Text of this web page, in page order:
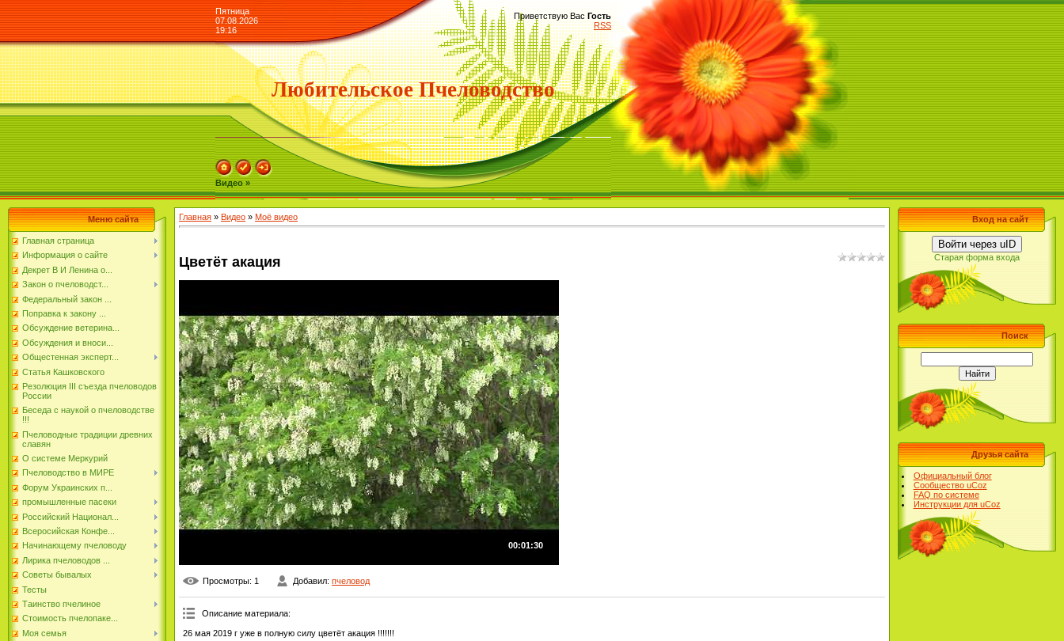
Пятница
07.08.2026
19:16
Приветствую Вас Гость
RSS
Любительское Пчеловодство
Видео »
Меню сайта
Главная страница
Информация о сайте
Декрет В И Ленина о...
Закон о пчеловодст...
Федеральный закон ...
Поправка к закону ...
Обсуждение ветерина...
Обсуждения и вноси...
Общестенная эксперт...
Статья Кашковского
Резолюция III съезда пчеловодов
России
Беседа с наукой о пчеловодстве
!!!
Пчеловодные традиции древних
славян
О системе Меркурий
Пчеловодство в МИРЕ
Форум Украинских п...
промышленные пасеки
Российский Национал...
Всеросийская Конфе...
Начинающему пчеловоду
Лирика пчеловодов ...
Советы бывалых
Тесты
Таинство пчелиное
Стоимость пчелопаке...
Моя семья
Главная » Видео » Моё видео
Цветёт акация
00:01:30
Просмотры: 1 Добавил: пчеловод
Описание материала:
26 мая 2019 г уже в полную силу цветёт акация !!!!!!!
Вход на сайт
Войти через uID
Старая форма входа
Поиск
Друзья сайта
Официальный блог
Сообщество uCoz
FAQ по системе
Инструкции для uCoz